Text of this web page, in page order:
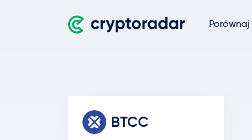
Porównaj
BTCC